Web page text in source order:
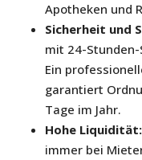
Apotheken und
Sicherheit und
mit 24-
Ein
garantiert
Tage im Jahr.
Hohe Liquidität:
immer bei